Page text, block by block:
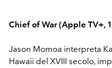
Chief of War (Apple TV+,
Jason Momoa interpreta
Hawaii del XVIII secolo,